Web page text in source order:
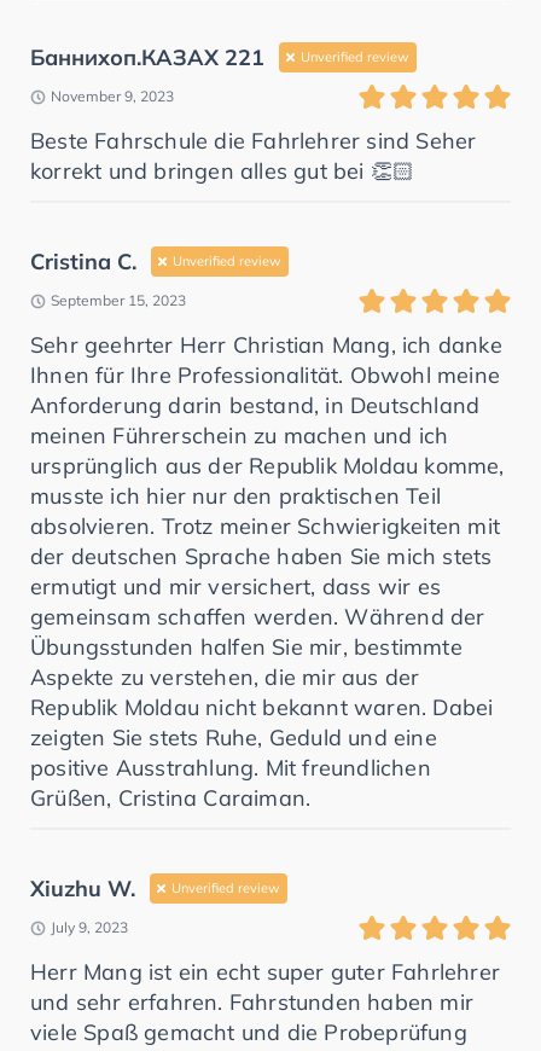
Баннихоп.КАЗАХ 221 Unverified review
November 9, 2023
Beste Fahrschule die Fahrlehrer sind Seher
korrekt und bringen alles gut bei 👏🏻
Cristina C. Unverified review
September 15, 2023
Sehr geehrter Herr Christian Mang, ich danke
Ihnen für Ihre Professionalität. Obwohl meine
Anforderung darin bestand, in Deutschland
meinen Führerschein zu machen und ich
ursprünglich aus der Republik Moldau komme,
musste ich hier nur den praktischen Teil
absolvieren. Trotz meiner Schwierigkeiten mit
der deutschen Sprache haben Sie mich stets
ermutigt und mir versichert, dass wir es
gemeinsam schaffen werden. Während der
Übungsstunden halfen Sie mir, bestimmte
Aspekte zu verstehen, die mir aus der
Republik Moldau nicht bekannt waren. Dabei
zeigten Sie stets Ruhe, Geduld und eine
positive Ausstrahlung. Mit freundlichen
Grüßen, Cristina Caraiman.
Xiuzhu W. Unverified review
July 9, 2023
Herr Mang ist ein echt super guter Fahrlehrer
und sehr erfahren. Fahrstunden haben mir
viele Spaß gemacht und die Probeprüfung